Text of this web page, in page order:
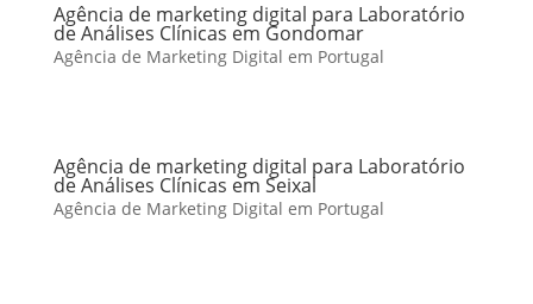
Agência de marketing digital para Laboratório
de Análises Clínicas em Gondomar
Agência de Marketing Digital em Portugal
Agência de marketing digital para Laboratório
de Análises Clínicas em Seixal
Agência de Marketing Digital em Portugal